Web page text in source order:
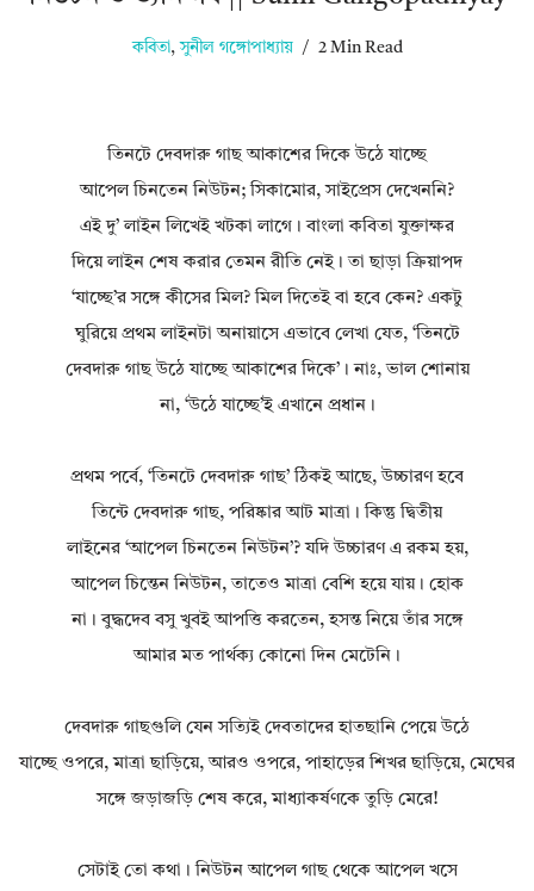
কবিতা, সুনীল গঙ্গোপাধ্যায় 2 Min Read
তিনটে দেবদারু গাছ আকাশের দিকে উঠে যাচ্ছে
আপেল চিনতেন নিউটন; সিকামোর, সাইপ্রেস দেখেননি?
এই দু’ লাইন লিখেই খটকা লাগে। বাংলা কবিতা যুক্তাক্ষর
দিয়ে লাইন শেষ করার তেমন রীতি নেই। তা ছাড়া ক্রিয়াপদ
‘যাচ্ছে’র সঙ্গে কীসের মিল? মিল দিতেই বা হবে কেন? একটু
ঘুরিয়ে প্রথম লাইনটা অনায়াসে এভাবে লেখা যেত, ‘তিনটে
দেবদারু গাছ উঠে যাচ্ছে আকাশের দিকে’। নাঃ, ভাল শোনায়
না, ‘উঠে যাচ্ছে’ই এখানে প্রধান।
প্রথম পর্বে, ‘তিনটে দেবদারু গাছ’ ঠিকই আছে, উচ্চারণ হবে
তিন্টে দেবদারু গাছ, পরিষ্কার আট মাত্রা। কিন্তু দ্বিতীয়
লাইনের ‘আপেল চিনতেন নিউটন’? যদি উচ্চারণ এ রকম হয়,
আপেল চিন্তেন নিউটন, তাতেও মাত্রা বেশি হয়ে যায়। হোক
না। বুদ্ধদেব বসু খুবই আপত্তি করতেন, হসন্ত নিয়ে তাঁর সঙ্গে
আমার মত পার্থক্য কোনো দিন মেটেনি।
দেবদারু গাছগুলি যেন সত্যিই দেবতাদের হাতছানি পেয়ে উঠে
যাচ্ছে ওপরে, মাত্রা ছাড়িয়ে, আরও ওপরে, পাহাড়ের শিখর ছাড়িয়ে, মেঘের
সঙ্গে জড়াজড়ি শেষ করে, মাধ্যাকর্ষণকে তুড়ি মেরে!
সেটাই তো কথা। নিউটন আপেল গাছ থেকে আপেল খসে